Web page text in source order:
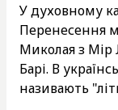
У духовному
Перенесення
Миколая з Мір
Барі. В
називають